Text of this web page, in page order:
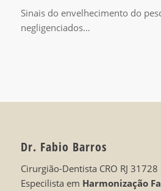
Sinais do envelhecimento do
negligenciados…
Dr. Fabio Barros
Cirurgião-Dentista CRO RJ 31728
Especilista em Harmonização